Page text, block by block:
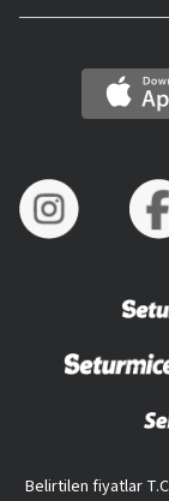
Belirtilen fiyatlar